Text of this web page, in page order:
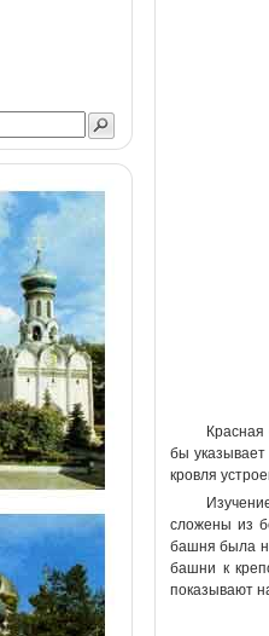
бы
кровля
сложены из
башня была
башни к
показывают